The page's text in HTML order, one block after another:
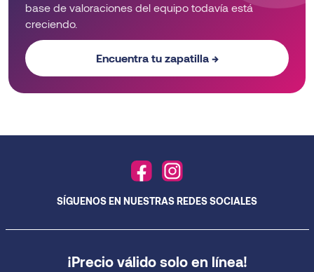
base de valoraciones del equipo todavía está
creciendo.
Encuentra tu zapatilla →
¡Precio válido solo en línea!
SÍGUENOS EN NUESTRAS REDES SOCIALES